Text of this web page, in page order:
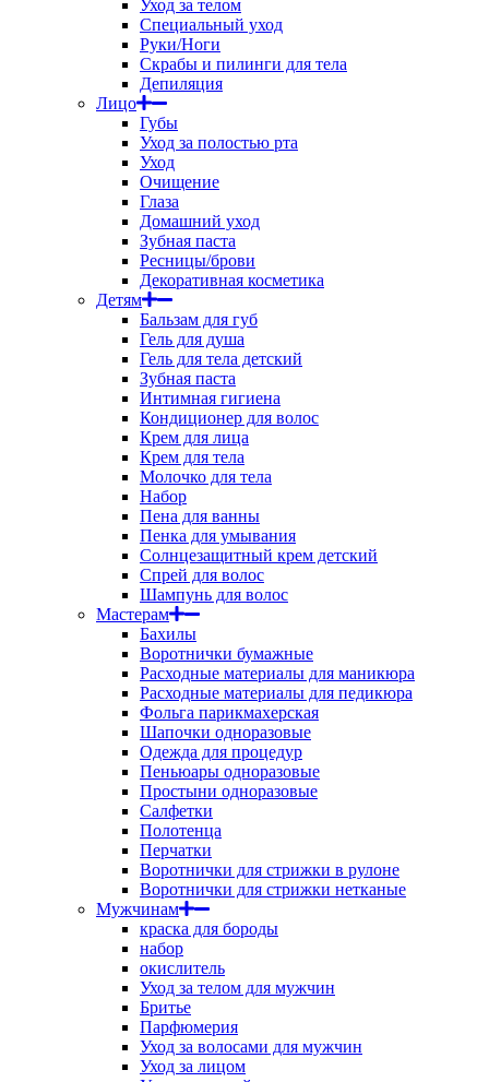
Уход за телом
Специальный уход
Руки/Ноги
Скрабы и пилинги для тела
Депиляция
Лицо
Губы
Уход за полостью рта
Уход
Очищение
Глаза
Домашний уход
Зубная паста
Ресницы/брови
Декоративная косметика
Детям
Бальзам для губ
Гель для душа
Гель для тела детский
Зубная паста
Интимная гигиена
Кондиционер для волос
Крем для лица
Крем для тела
Молочко для тела
Набор
Пена для ванны
Пенка для умывания
Солнцезащитный крем детский
Спрей для волос
Шампунь для волос
Мастерам
Бахилы
Воротнички бумажные
Расходные материалы для маникюра
Расходные материалы для педикюра
Фольга парикмахерская
Шапочки одноразовые
Одежда для процедур
Пеньюары одноразовые
Простыни одноразовые
Салфетки
Полотенца
Перчатки
Воротнички для стрижки в рулоне
Воротнички для стрижки нетканые
Мужчинам
краска для бороды
набор
окислитель
Уход за телом для мужчин
Бритье
Парфюмерия
Уход за волосами для мужчин
Уход за лицом